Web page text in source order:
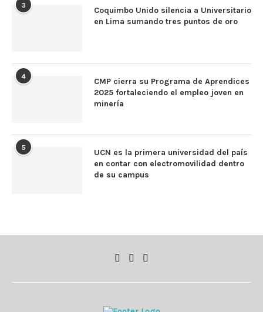
3
Coquimbo Unido silencia a Universitario
en Lima sumando tres puntos de oro
4
CMP cierra su Programa de Aprendices
2025 fortaleciendo el empleo joven en
minería
5
UCN es la primera universidad del país
en contar con electromovilidad dentro
de su campus